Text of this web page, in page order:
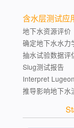
含水层测试应
地下水资源评价
确定地下水水力
抽水试验数据评
Slug测试报告
Interpret
推导影响地下水